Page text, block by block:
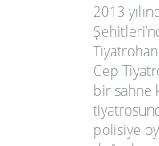
2013
Cep
bir sahne
polisiye